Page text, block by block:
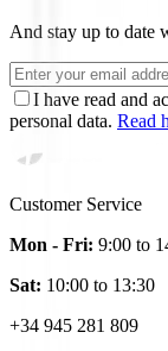
And stay up to date
I have read and
personal data. Read
Customer Service
Mon - Fri: 9:00 to
Sat: 10:00 to 13:30
+34 945 281 809